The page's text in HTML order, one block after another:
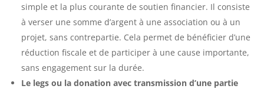
simple et la plus courante de soutien financier. Il consiste
à verser une somme d’argent à une association ou à un
projet, sans contrepartie. Cela permet de bénéficier d’une
réduction fiscale et de participer à une cause importante,
sans engagement sur la durée.
Le legs ou la donation avec transmission d’une partie